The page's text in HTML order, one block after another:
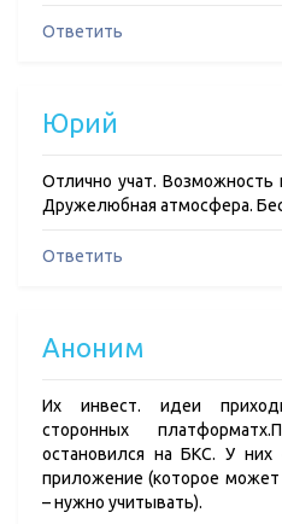
Ответить
Юрий
Отлично учат. Возможность
Дружелюбная атмосфера.
Ответить
Аноним
Их инвест. идеи
сторонных
остановился на БКС. У
приложение (которое может
– нужно учитывать).